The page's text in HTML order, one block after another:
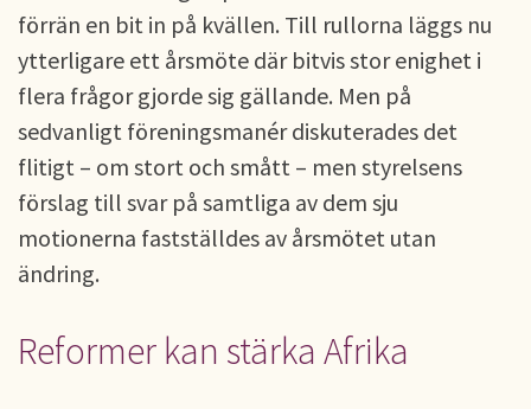
förrän en bit in på kvällen. Till rullorna läggs nu
ytterligare ett årsmöte där bitvis stor enighet i
flera frågor gjorde sig gällande. Men på
sedvanligt föreningsmanér diskuterades det
flitigt – om stort och smått – men styrelsens
förslag till svar på samtliga av dem sju
motionerna fastställdes av årsmötet utan
ändring.
Reformer kan stärka Afrika